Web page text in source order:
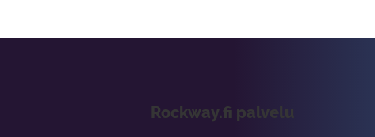
Rockway.fi palvelu